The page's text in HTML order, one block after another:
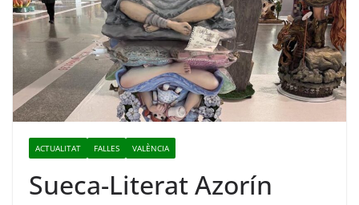
ACTUALITAT FALLES VALÈNCIA
Sueca-Literat Azorín